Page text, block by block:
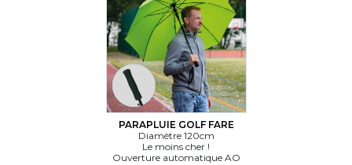
PARAPLUIE GOLF FARE
Diamètre 120cm
Le moins cher !
Ouverture automatique AO